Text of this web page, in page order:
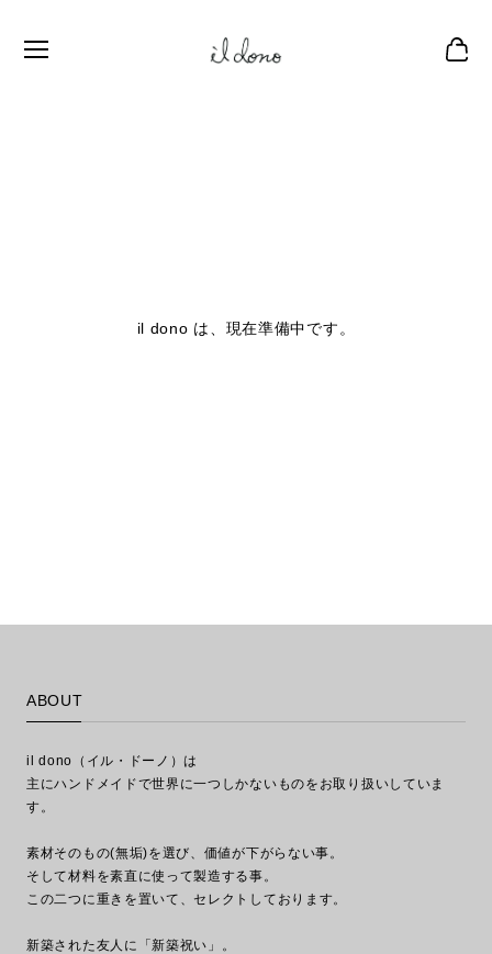
il dono は、現在準備中です。
ABOUT
il dono（イル・ドーノ）は
主にハンドメイドで世界に一つしかないものをお取り扱いしていま
す。
素材そのもの(無垢)を選び、価値が下がらない事。
そして材料を素直に使って製造する事。
この二つに重きを置いて、セレクトしております。
新築された友人に「新築祝い」。